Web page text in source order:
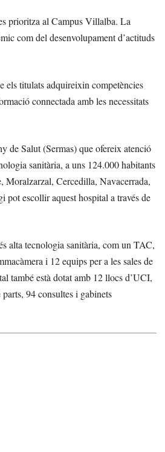
prioritza al Campus Villalba. La
com del desenvolupament d’actituds
els titulats adquireixin competències
connectada amb les necessitats
de Salut (Sermas) que ofereix atenció
sanitària, a uns 124.000 habitants
Cercedilla, Navacerrada,
escollir aquest hospital a través de
alta tecnologia sanitària, com un TAC,
i 12 equips per a les sales de
també està dotat amb 12 llocs d’UCI,
94 consultes i gabinets